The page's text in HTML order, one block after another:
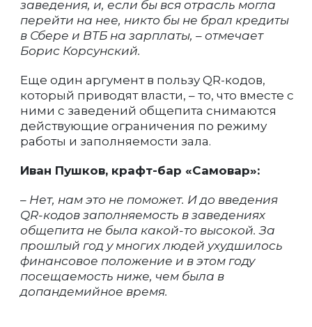
заведения, и, если бы вся отрасль могла
перейти на нее, никто бы не брал кредиты
в Сбере и ВТБ на зарплаты, – отмечает
Борис Корсунский.
Еще один аргумент в пользу QR-кодов,
который приводят власти, – то, что вместе с
ними с заведений общепита снимаются
действующие ограничения по режиму
работы и заполняемости зала.
Иван Пушков, крафт-бар «Самовар»:
– Нет, нам это не поможет. И до введения
QR-кодов заполняемость в заведениях
общепита не была какой-то высокой. За
прошлый год у многих людей ухудшилось
финансовое положение и в этом году
посещаемость ниже, чем была в
допандемийное время.